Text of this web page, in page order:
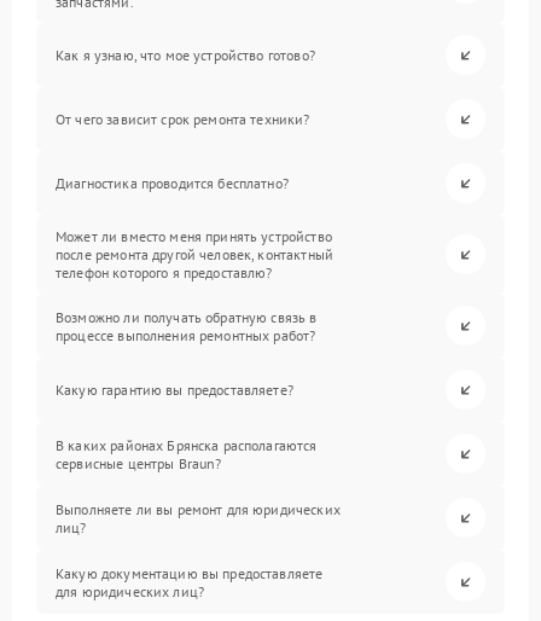
Как я узнаю, что мое устройство готово?
От чего зависит срок ремонта техники?
Диагностика проводится бесплатно?
Может ли вместо меня принять устройство
после ремонта другой человек, контактный
телефон которого я предоставлю?
Возможно ли получать обратную связь в
процессе выполнения ремонтных работ?
Какую гарантию вы предоставляете?
В каких районах Брянска располагаются
сервисные центры Braun?
Выполняете ли вы ремонт для юридических
лиц?
Какую документацию вы предоставляете
для юридических лиц?